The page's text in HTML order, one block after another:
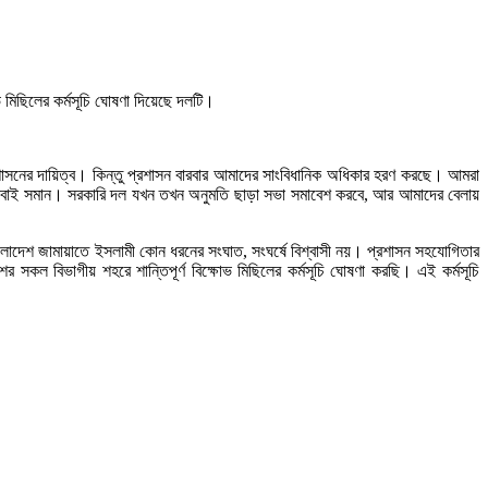
কর্মসূচি ঘোষণা দিয়েছে দলটি।
দায়িত্ব। কিন্তু প্রশাসন বারবার আমাদের সাংবিধানিক অধিকার হরণ করছে। আমরা
সমান। সরকারি দল যখন তখন অনুমতি ছাড়া সভা সমাবেশ করবে, আর আমাদের বেলায়
জামায়াতে ইসলামী কোন ধরনের সংঘাত, সংঘর্ষে বিশ্বাসী নয়। প্রশাসন সহযোগিতার
বিভাগীয় শহরে শান্তিপূর্ণ বিক্ষোভ মিছিলের কর্মসূচি ঘোষণা করছি। এই কর্মসূচি